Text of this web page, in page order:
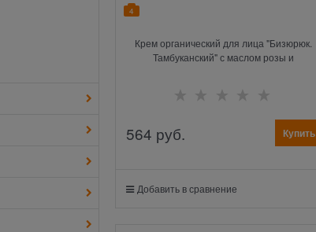
4
Крем органический для лица "Бизюрюк.
Тамбуканский" с маслом розы и
564 руб. Купить
Добавить в сравнение